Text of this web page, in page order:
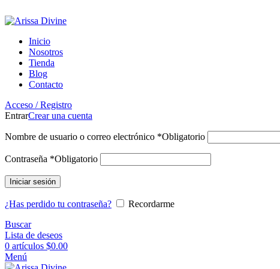
Inicio
Nosotros
Tienda
Blog
Contacto
Acceso / Registro
EntrarCrear una cuenta
Nombre de usuario o correo electrónico *Obligatorio
Contraseña *Obligatorio
Iniciar sesión
¿Has perdido tu contraseña?
Recordarme
Buscar
Lista de deseos
0 artículos $0.00
Menú